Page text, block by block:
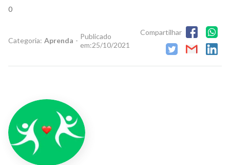
0
Categoria: Aprenda - Publicado
em:25/10/2021
Compartilhar